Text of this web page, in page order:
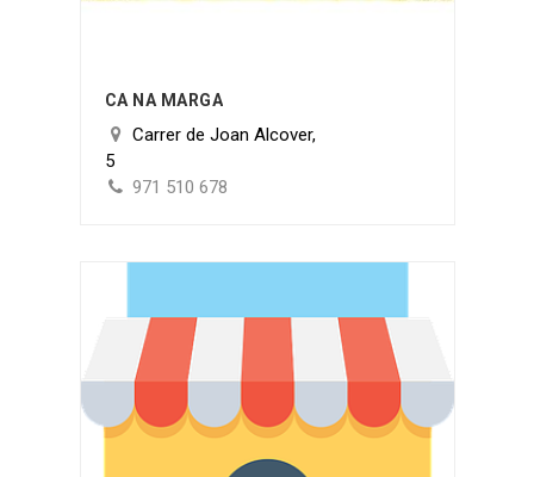
CA NA MARGA
Carrer de Joan Alcover,
5
971 510 678